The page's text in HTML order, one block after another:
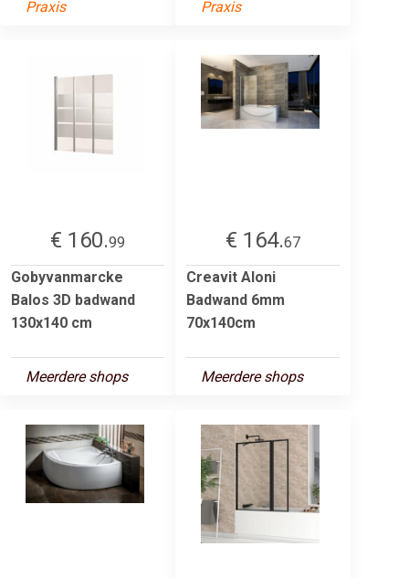
Praxis
Praxis
€ 160.99
Gobyvanmarcke
Balos 3D badwand
130x140 cm
Meerdere shops
€ 164.67
Creavit Aloni
Badwand 6mm
70x140cm
Meerdere shops